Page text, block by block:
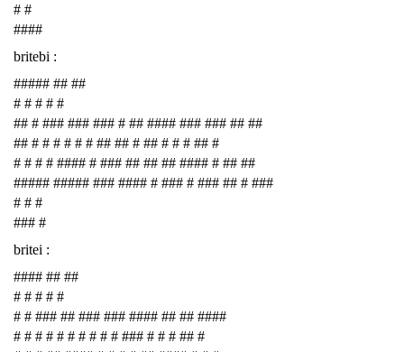
# #
####
britebi :
##### ## ##
# # # # #
## # ### ### ### # ## #### ### ### ## ##
## # # # # # # ## ## # ## # # # ## #
# # # # #### # ### ## ## ## #### # ## ##
##### ##### ### #### # ### # ### ## # ###
# # #
### #
britei :
#### ## ##
# # # # #
# # ### ## ### ### #### ## ## ####
# # # # # # # # # # ### # # # ## #